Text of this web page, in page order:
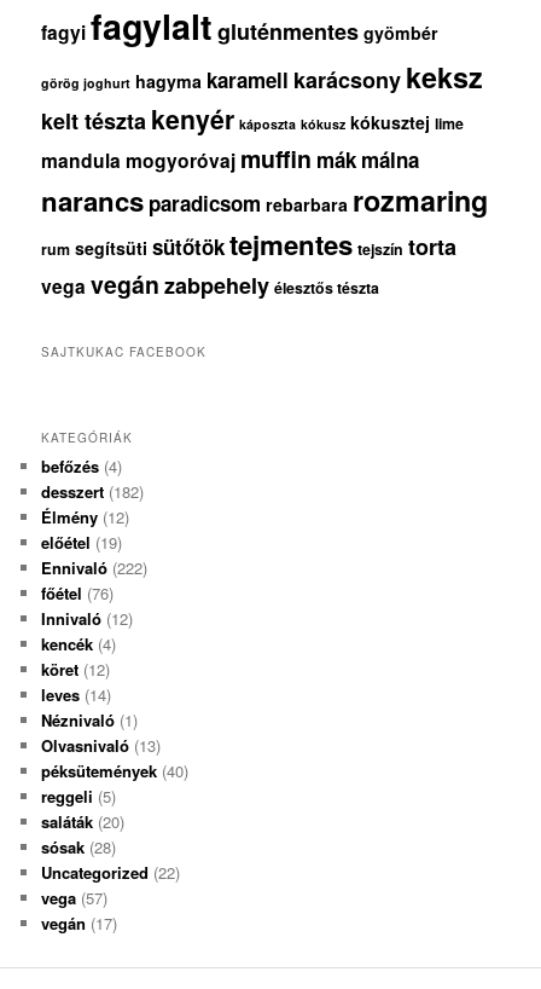
fagyifagylaltgluténmentes gyömbér
görög joghurt hagyma karamell karácsonykeksz
kelt tésztakenyér káposzta kókusz kókusztej lime
mandula mogyoróvaj muffin mák málna
narancs paradicsom rebarbara rozmaring
rum segítsüti sütőtöktejmentes tejszín torta
vega vegánzabpehely élesztős tészta
SAJTKUKAC FACEBOOK
KATEGÓRIÁK
befőzés (4)
desszert (182)
Élmény (12)
előétel (19)
Ennivaló (222)
főétel (76)
Innivaló (12)
kencék (4)
köret (12)
leves (14)
Néznivaló (1)
Olvasnivaló (13)
péksütemények (40)
reggeli (5)
saláták (20)
sósak (28)
Uncategorized (22)
vega (57)
vegán (17)